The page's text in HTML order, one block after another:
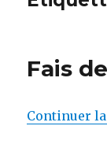
Fais
Continuer